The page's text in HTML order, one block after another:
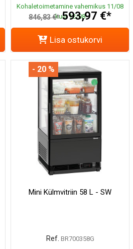
Kohaletoimetamine vahemikus 11/08
kuni 12/08
846,83 €* 593,97 €*
Lisa ostukorvi
Mini Külmvitriin 58 L - SW
Ref. BR700358G
- 20 %